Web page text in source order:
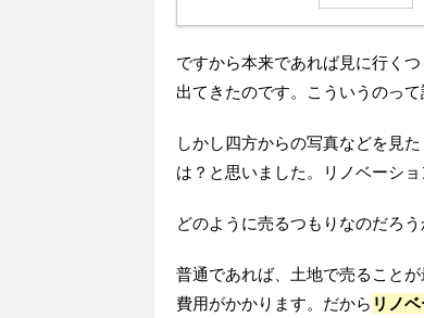
ですから本来であれば見に行く
出てきたのです。こういうのっ
しかし四方からの写真などを見
は？と思いました。リノベーシ
どのように売るつもりなのだろう
普通であれば、土地で売ること
費用がかかります。だから リノ